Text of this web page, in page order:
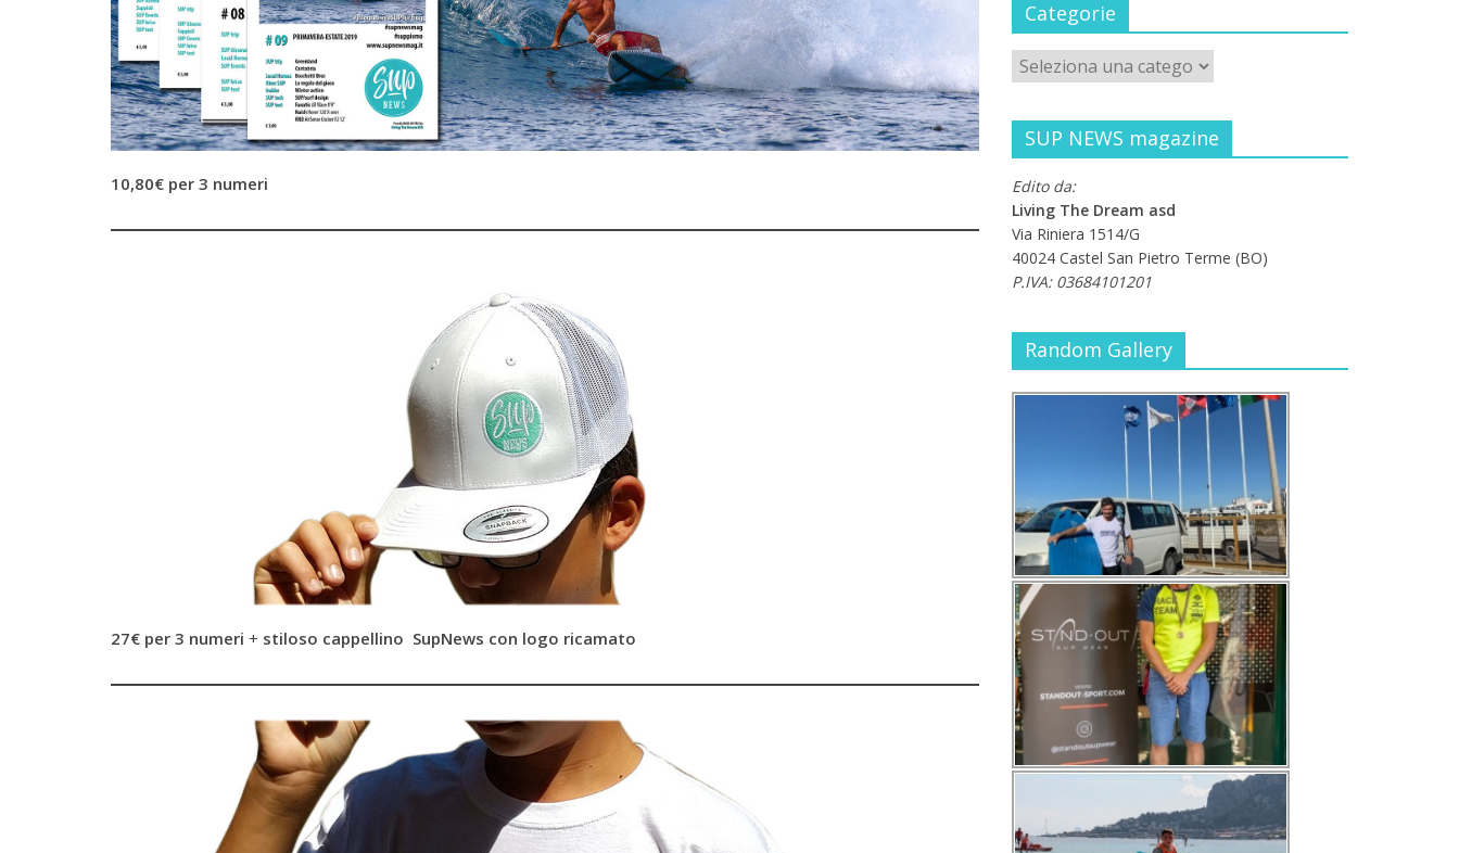
10,80€ per 3 numeri
27€ per 3 numeri + stiloso cappellino SupNews con logo ricamato
Categorie
SUP NEWS magazine
Edito da:
Living The Dream asd
Via Riniera 1514/G
40024 Castel San Pietro Terme (BO)
P.IVA: 03684101201
Random Gallery